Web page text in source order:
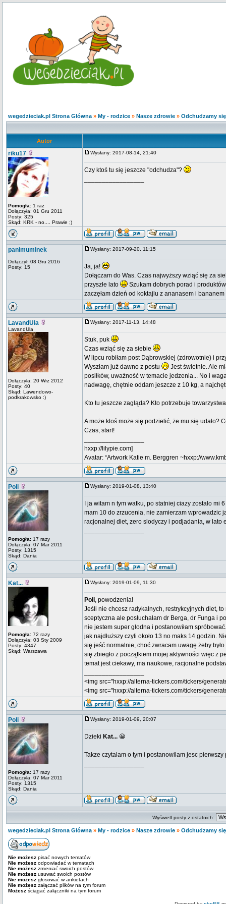
wegedzieciak.pl Strona Główna » My - rodzice » Nasze zdrowie » Odchudzamy
Autor
riku17
Pomogła: 1 raz
Dołączyła: 01 Gru 2011
Posty: 325
Skąd: KRK - no.... Prawie ;)
Wysłany: 2017-08-14, 21:40
Czy ktoś tu się jeszcze "odchudza"?
panimuminek
Dołączył: 08 Gru 2016
Posty: 15
Wysłany: 2017-09-20, 11:15
Ja, ja!
Dołączam do Was. Czas najwyższy wziąć się za
przyszłe lato
Szukam dobrych porad i
zaczęłam dzień od koktajlu z ananasem i bananem
LavandUla
LavandUla
Dołączyła: 20 Wrz 2012
Posty: 40
Skąd: Lawendowo-
podkrakowsko :)
Wysłany: 2017-11-13, 14:48
Stuk, puk
Czas wziąć się za siebie
W lipcu robiłam post Dąbrowskiej (zdrowotnie) i
Wyszłam już dawno z postu
Jest świetnie. Ale
posiłków, uważność w temacie jedzenia... No i
nadwagę, chętnie oddam jeszcze z 10 kg, a
Kto tu jeszcze zagląda? Kto potrzebuje
A może ktoś może się podzielić, że mu się udało?
Czas, start!
hxxp://lilypie.com]
Avatar: “Artwork Katie m. Berggren ~hxxp://
Poli
Pomogła: 17 razy
Dołączyła: 07 Mar 2011
Posty: 1315
Skąd: Dania
Wysłany: 2019-01-08, 13:40
I ja witam n tym watku, po statniej ciazy zostalo
mam 10 do zrzucenia, nie zamierzam wprowadzic
racjonalnej diet, zero slodyczy i podjadania, w lato
Kat...
Pomogła: 72 razy
Dołączyła: 03 Sty 2009
Posty: 4347
Skąd: Warszawa
Wysłany: 2019-01-09, 11:30
Poli, powodzenia!
Jeśli nie chcesz radykalnych, restrykcyjnych diet,
sceptyczna ale posłuchałam dr Berga, dr Funga i
nie jestem super głodna i postanowiłam
jak najdłuższy czyli około 13 no maks 14 godzin.
się jeść normalnie, choć zwracam uwagę żeby
się zbiegło z początkiem mojej aktywności więc z
temat jest ciekawy, ma naukowe, racjonalne
<img src="hxxp://alterna-tickers.com/tickers/
<img src="hxxp://alterna-tickers.com/tickers/
Poli
Pomogła: 17 razy
Dołączyła: 07 Mar 2011
Posty: 1315
Skąd: Dania
Wysłany: 2019-01-09, 20:07
Dzieki Kat... 😀
Takze czytalam o tym i postanowilam jesc
Wyświetl posty z ostatnich:
wegedzieciak.pl Strona Główna » My - rodzice » Nasze zdrowie » Odchudzamy
Nie możesz pisać nowych tematów
Nie możesz odpowiadać w tematach
Nie możesz zmieniać swoich postów
Nie możesz usuwać swoich postów
Nie możesz głosować w ankietach
Nie możesz załączać plików na tym forum
Możesz ściągać załączniki na tym forum